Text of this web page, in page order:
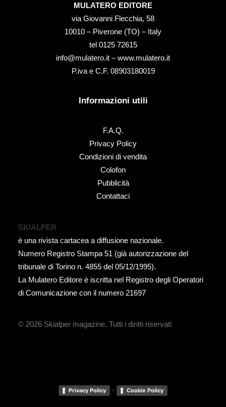
MULATERO EDITORE
via Giovanni Flecchia, 58
10010 – Piverone (TO) – Italy
tel ‭0125 72615‬
info@mulatero.it –www.mulatero.it
P.iva e C.F. 08903180019
Informazioni utili
F.A.Q.
Privacy Policy
Condizioni di vendita
Colofon
Pubblicità
Contattaci
SKIALPER
è una rivista cartacea a diffusione nazionale.
Numero Registro Stampa 51 (già autorizzazione del
tribunale di Torino n. 4855 del 05/12/1995).
La Mulatero Editore è iscritta nel Registro degli Operatori
di Comunicazione con il numero 21697
© 2026 Skialper magazine. Tutti i diritti riservati
Privacy Policy - Cookie Policy